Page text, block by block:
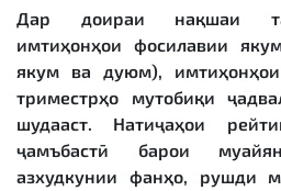
Дар доираи нақшаи
имтиҳонҳои фосилавии
якум ва дуюм),
триместрҳо мутобиқи
шудааст. Натиҷаҳои
ҷамъбастӣ барои
азхудкунии фанҳо, рушди